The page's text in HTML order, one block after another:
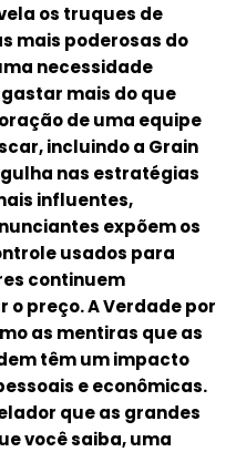
os truques de
mais poderosas do
necessidade
mais do que
de uma equipe
incluindo a Grain
nas estratégias
influentes,
expõem os
usados para
continuem
preço. A Verdade por
as mentiras que as
têm um impacto
e econômicas.
que as grandes
você saiba, uma